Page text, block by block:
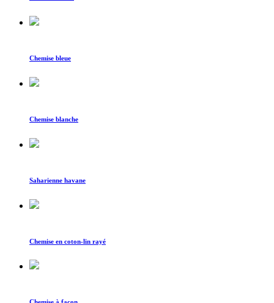
Chemise bleue
Chemise blanche
Saharienne havane
Chemise en coton-lin rayé